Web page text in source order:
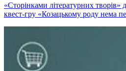
«Сторінками літературних творів»
квест-гру «Козацькому роду нема